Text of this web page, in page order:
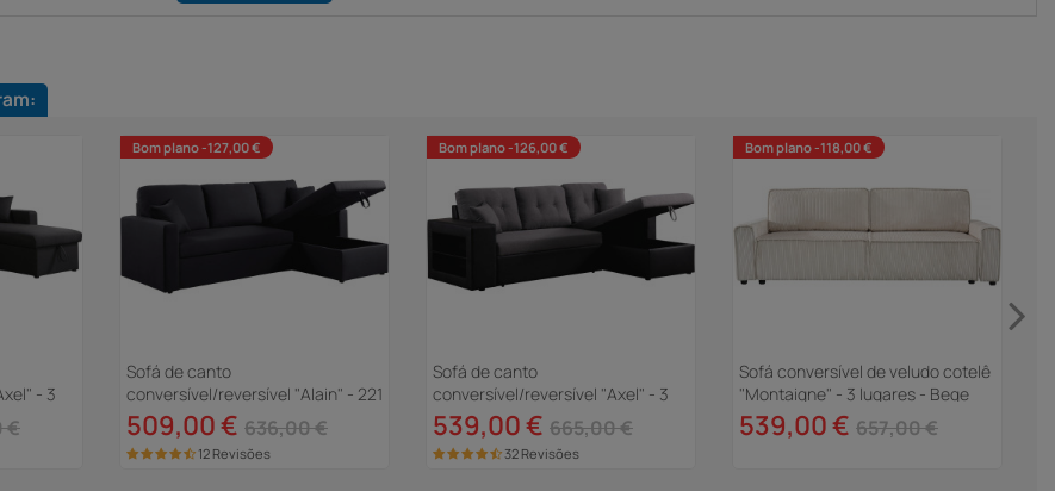
- 3
€
Bom plano -127,00 €
Sofá de canto
conversível/reversível "Alain" - 221
x 145 x 85 cm - 3 lugares - Preto
509,00 € 636,00 €
12 Revisões
Bom plano -126,00 €
Sofá de canto
conversível/reversível "Axel" - 3
lugares - Preto/Cinza
539,00 € 665,00 €
32 Revisões
Bom plano -118,00 €
Sofá conversível de veludo cotelê
"Montaigne" - 3 lugares - Bege
539,00 € 657,00 €